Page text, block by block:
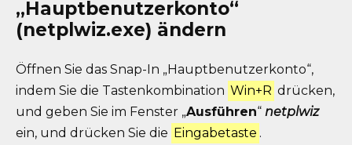
„Hauptbenutzerkonto“
(netplwiz.exe) ändern
Öffnen Sie das Snap-In „Hauptbenutzerkonto“,
indem Sie die Tastenkombination Win+R drücken,
und geben Sie im Fenster „Ausführen“ netplwiz
ein, und drücken Sie die Eingabetaste .